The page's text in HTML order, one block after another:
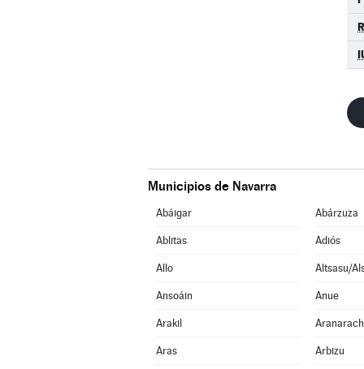
Municipios de Navarra
Abáigar Abárzuza
Ablitas Adiós
Allo Altsasu/
Ansoáin Anue
Arakil
Aras Arbizu